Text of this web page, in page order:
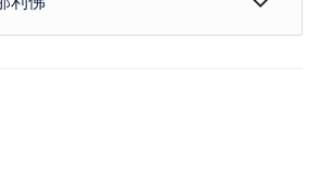
小型温泉度假村.
方向, 马达加斯加工艺品之都.
）
展览
步旅行.